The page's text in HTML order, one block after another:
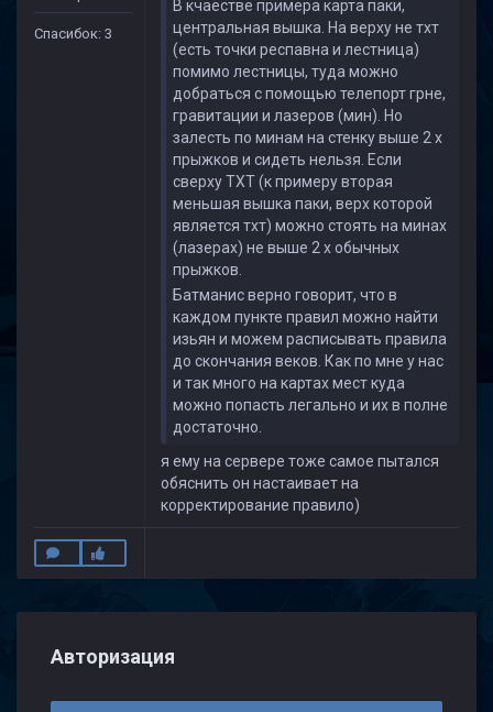
Спасибок: 3
В кчаестве примера карта паки,
центральная вышка. На верху не тхт
(есть точки респавна и лестница)
помимо лестницы, туда можно
добраться с помощью телепорт грне,
гравитации и лазеров (мин). Но
залесть по минам на стенку выше 2 х
прыжков и сидеть нельзя. Если
сверху ТХТ (к примеру вторая
меньшая вышка паки, верх которой
является тхт) можно стоять на минах
(лазерах) не выше 2 х обычных
прыжков.
Батманис верно говорит, что в
каждом пункте правил можно найти
изьян и можем расписывать правила
до скончания веков. Как по мне у нас
и так много на картах мест куда
можно попасть легально и их в полне
достаточно.
я ему на сервере тоже самое пытался
обяснить он настаивает на
корректирование правило)
Авторизация